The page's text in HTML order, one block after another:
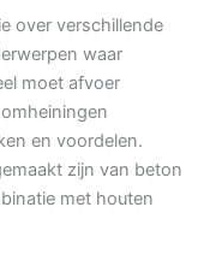
over verschillende
waar
moet afvoer
en voordelen.
zijn van beton
met houten